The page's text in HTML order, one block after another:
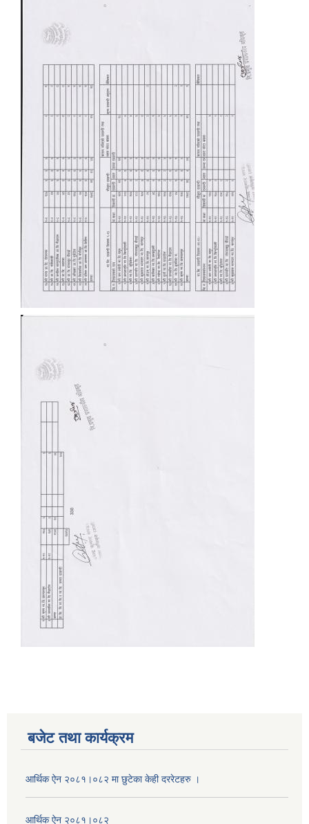
बजेट तथा कार्यक्रम
आर्थिक ऐन २०८१।०८२ मा छुटेका केही दररेटहरु ।
आर्थिक ऐन २०८१।०८२